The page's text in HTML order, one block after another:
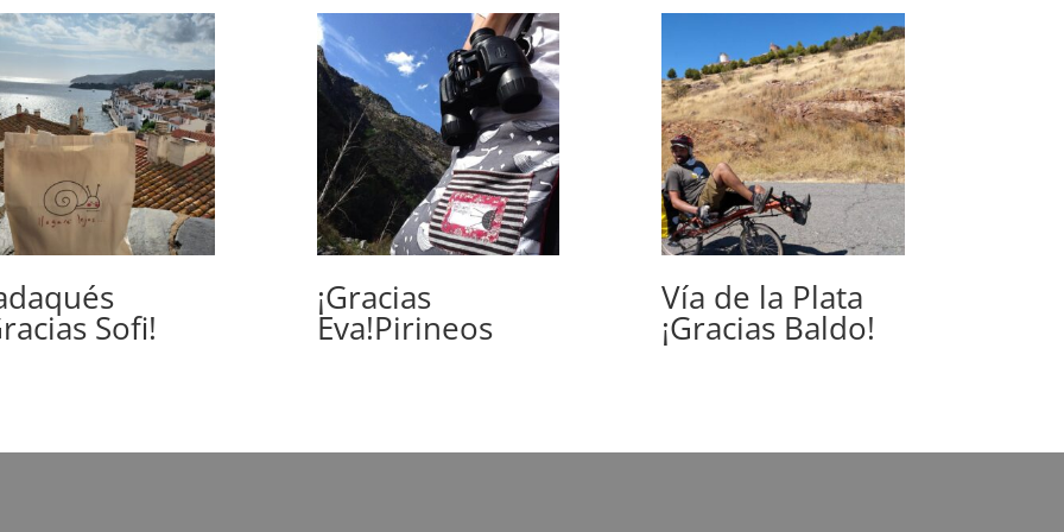
Sofi!
¡Gracias
Eva!Pirineos
Vía de la Plata
¡Gracias Baldo!